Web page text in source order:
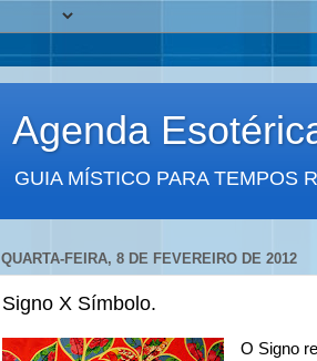
Agenda
GUIA MÍSTICO PARA TEMPOS
QUARTA-FEIRA, 8 DE FEVEREIRO DE 2012
Signo X Símbolo.
O Signo